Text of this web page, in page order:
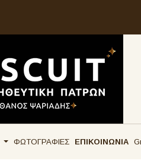
ΦΩΤΟΓΡΑΦΙΕΣ ΕΠΙΚΟΙΝΩΝΙΑ